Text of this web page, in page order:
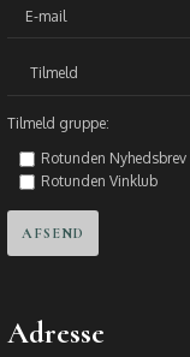
Tilmeld gruppe:
Rotunden Nyhedsbrev
Rotunden Vinklub
Adresse